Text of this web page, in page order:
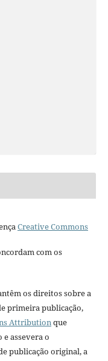
Creative Commons
com os
os direitos sobre a
primeira publicação,
Attributionque
assevera o
publicação original, a